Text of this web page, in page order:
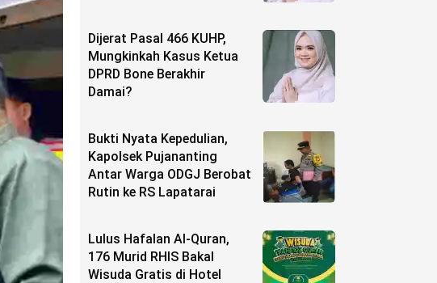
Dijerat Pasal 466 KUHP,
Mungkinkah Kasus Ketua
DPRD Bone Berakhir
Damai?
Bukti Nyata Kepedulian,
Kapolsek Pujananting
Antar Warga ODGJ Berobat
Rutin ke RS Lapatarai
Lulus Hafalan Al-Quran,
176 Murid RHIS Bakal
Wisuda Gratis di Hotel